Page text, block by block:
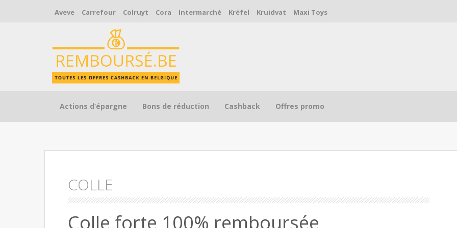
Aveve Carrefour Colruyt Cora Intermarché Krëfel Kruidvat Maxi Toys
Skip to content
Actions d’épargne Bons de réduction Cashback Offres promo
COLLE
Colle forte 100% remboursée